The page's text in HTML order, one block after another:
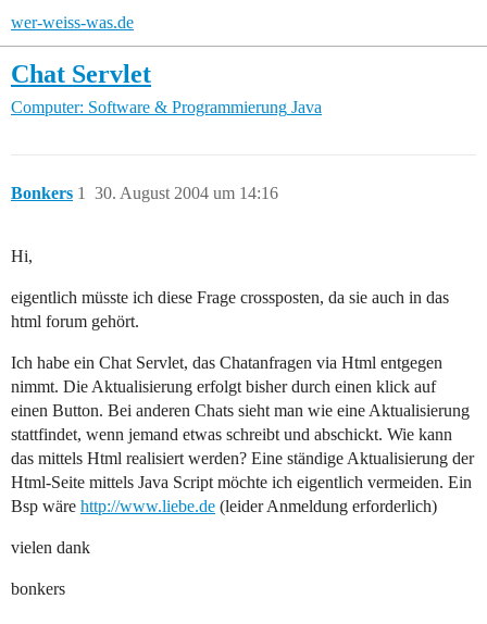
wer-weiss-was.de
Chat Servlet
Computer: Software & Programmierung Java
Bonkers 30. August 2004 um 14:16
1
Hi,
eigentlich müsste ich diese Frage crossposten, da sie auch in das
html forum gehört.
Ich habe ein Chat Servlet, das Chatanfragen via Html entgegen
nimmt. Die Aktualisierung erfolgt bisher durch einen klick auf
einen Button. Bei anderen Chats sieht man wie eine Aktualisierung
stattfindet, wenn jemand etwas schreibt und abschickt. Wie kann
das mittels Html realisiert werden? Eine ständige Aktualisierung der
Html-Seite mittels Java Script möchte ich eigentlich vermeiden. Ein
Bsp wäre http://www.liebe.de (leider Anmeldung erforderlich)
vielen dank
bonkers